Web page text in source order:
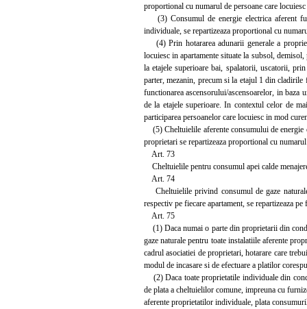
proportional cu numarul de persoane care
(3) Consumul de energie electrica aferent
individuale, se repartizeaza proportional cu
(4) Prin hotararea adunarii generale a
locuiesc in apartamente situate la subsol,
la etajele superioare bai, spalatorii, uscatorii,
parter, mezanin, precum si la etajul 1 din cladirile
functionarea ascensorului/ascensoarelor, in baza
de la etajele superioare. In contextul celor de
participarea persoanelor care locuiesc in mod
(5) Cheltuielile aferente consumului de energie
proprietari se repartizeaza proportional cu
Art. 73
Cheltuielile pentru consumul apei calde
Art. 74
Cheltuielile privind consumul de gaze
respectiv pe fiecare apartament, se repartizeaza
Art. 75
(1) Daca numai o parte din proprietarii din
gaze naturale pentru toate instalatiile aferente
cadrul asociatiei de proprietari, hotarare care
modul de incasare si de efectuare a platilor
(2) Daca toate proprietatile individuale din
de plata a cheltuielilor comune, impreuna cu
aferente proprietatilor individuale, plata